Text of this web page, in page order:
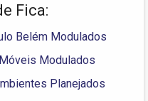
Fica:
Belém Modulados
Modulados
Planejados